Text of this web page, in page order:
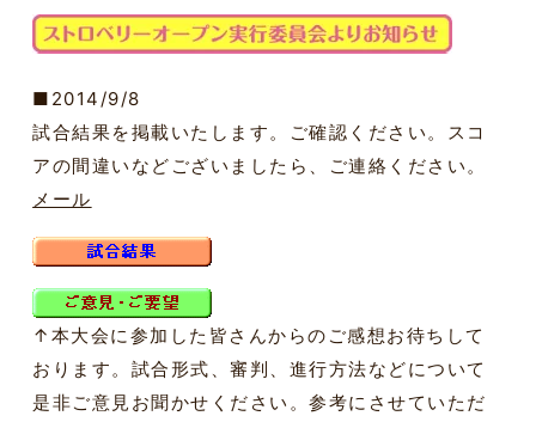
■2014/9/8
試合結果を掲載いたします。ご確認ください。スコ
アの間違いなどございましたら、ご連絡ください。
メール
↑本大会に参加した皆さんからのご感想お待ちして
おります。試合形式、審判、進行方法などについて
是非ご意見お聞かせください。参考にさせていただ